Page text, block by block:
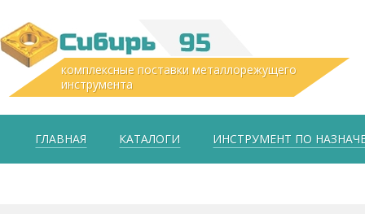
комплексные поставки металлорежущего
инструмента
ГЛАВНАЯ КАТАЛОГИ ИНСТРУМЕНТ ПО